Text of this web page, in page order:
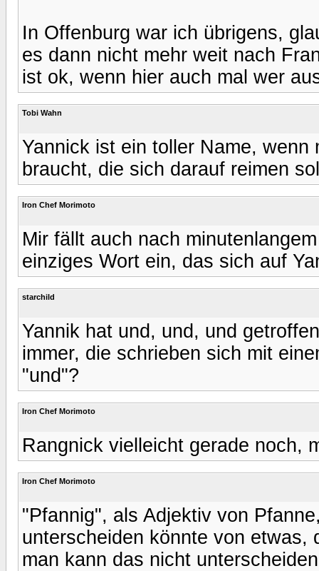
In Offenburg war ich übrigens,
es dann nicht mehr weit nach
ist ok, wenn hier auch mal wer
Tobi Wahn
Yannick ist ein toller Name,
braucht, die sich darauf reimen
Iron Chef Morimoto
Mir fällt auch nach
einziges Wort ein, das sich auf
starchild
Yannik hat und, und, und
immer, die schrieben sich mit
"und"?
Iron Chef Morimoto
Rangnick vielleicht gerade noch,
Iron Chef Morimoto
"Pfannig", als Adjektiv von
unterscheiden könnte von
man kann das nicht